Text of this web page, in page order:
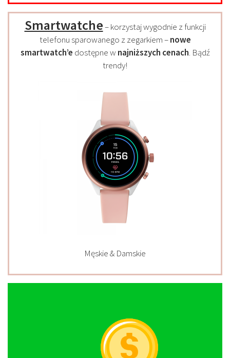
Smartwatche– korzystaj wygodnie z funkcji
telefonu sparowanego z zegarkiem –nowe
smartwatch’e dostępne w najniższych cenach. Bądź
trendy!
Męskie & Damskie